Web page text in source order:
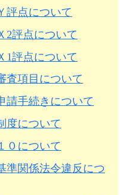
評点について
2評点について
1評点について
査項目について
請手続きについて
度について
０について
準関係法令違反につ